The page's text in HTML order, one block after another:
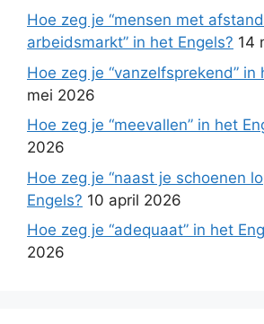
Hoe zeg je “mensen met
arbeidsmarkt” in het Engels? 14
Hoe zeg je “vanzelfsprekend” in
mei 2026
Hoe zeg je “meevallen” in het
2026
Hoe zeg je “naast je schoenen
Engels? 10 april 2026
Hoe zeg je “adequaat” in het
2026